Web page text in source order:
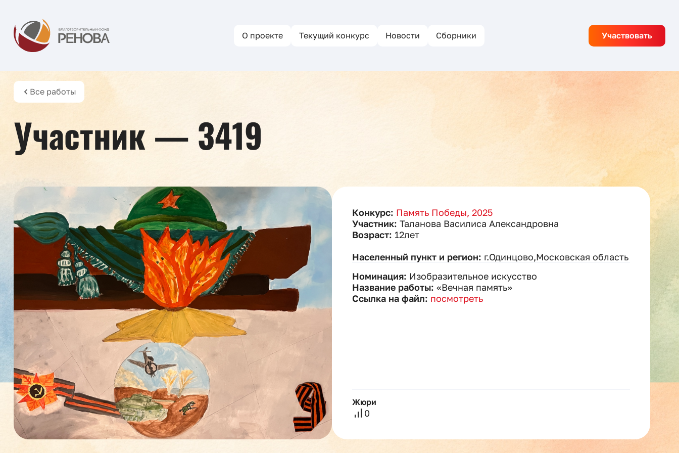
О проекте Текущий конкурс Новости Сборники Участвовать
Все работы
Участник — 3419
Конкурс: Память Победы, 2025
Участник: Таланова Василиса Александровна
Возраст: 12лет
Населенный пункт и регион: г.Одинцово,Московская область
Номинация: Изобразительное искусство
Название работы: «Вечная память»
Ссылка на файл: посмотреть
Жюри
0